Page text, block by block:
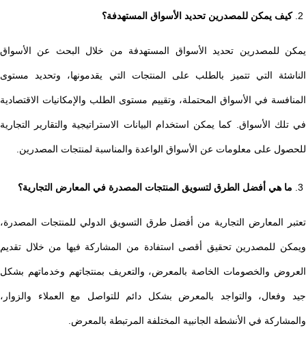
كيف يمكن للمصدرين تحديد الأسواق المستهدفة؟
يمكن للمصدرين تحديد الأسواق المستهدفة من خلال البحث عن الأسواق
الناشئة التي تتميز بالطلب على المنتجات التي يقدمونها، وتحديد مستوى
المنافسة في الأسواق المحتملة، وتقييم مستوى الطلب والإمكانيات الاقتصادية
في تلك الأسواق. كما يمكن استخدام البيانات الاستراتيجية والتقارير التجارية
للحصول على معلومات عن الأسواق الواعدة والمناسبة لمنتجات المصدرين.
ما هي أفضل الطرق لتسويق المنتجات المصدرة في المعارض التجارية؟
تعتبر المعارض التجارية من أفضل طرق التسويق الدولي للمنتجات المصدرة،
ويمكن للمصدرين تحقيق أقصى استفادة من المشاركة فيها من خلال تقديم
العروض والخصومات الخاصة بالمعرض، والتعريف بمنتجاتهم وخدماتهم بشكل
جيد وفعال، والتواجد بالمعرض بشكل دائم للتواصل مع العملاء والزوار،
والمشاركة في الأنشطة الجانبية المختلفة المرتبطة بالمعرض.